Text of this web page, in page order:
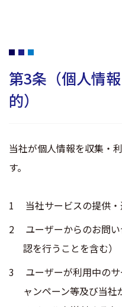
第3条（個人情
的）
当社が個人情報を収集・
す。
当社サービスの提供
ユーザーからのお問
認を行うことを含む）
ユーザーが利用中の
ャンペーン等及び当